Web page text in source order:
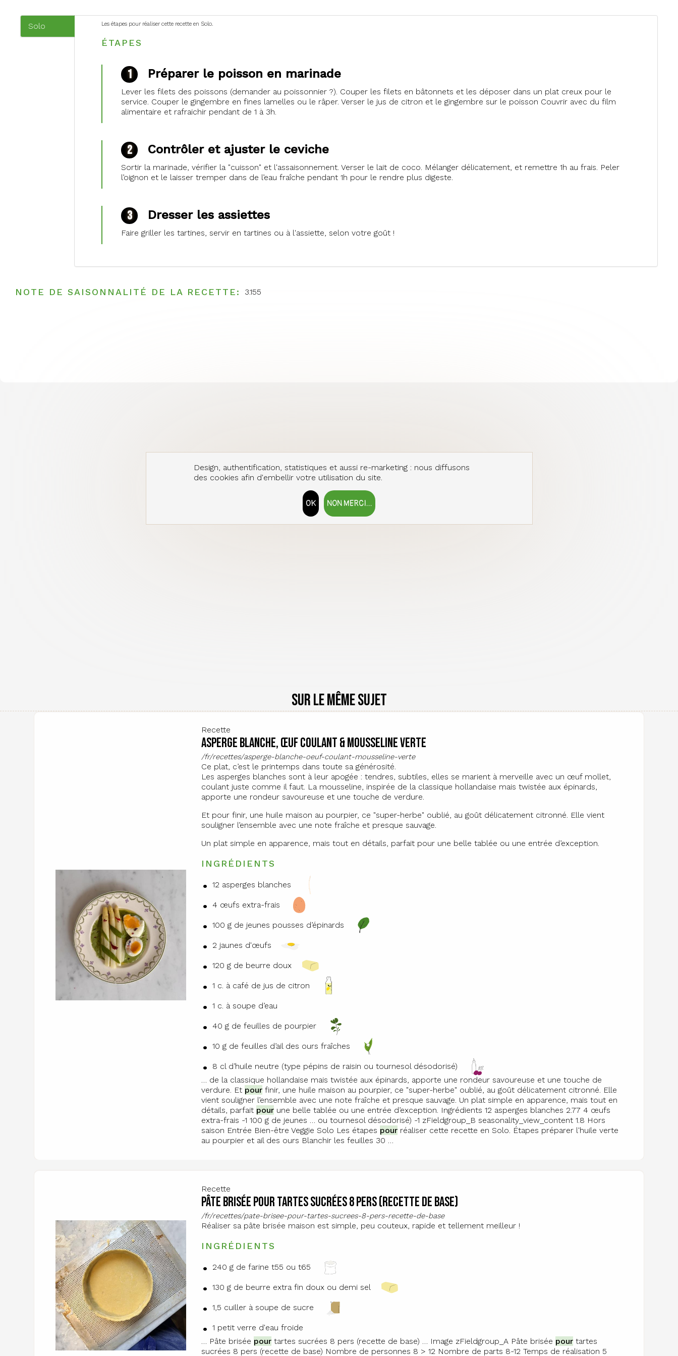
Solo
(onglet
Les étapes pour réaliser cette recette en Solo.
ÉTAPES
Préparer le poisson en marinade
Lever les filets des poissons (demander au poissonnier ?). Couper les filets en bâtonnets et les déposer dans un plat creux pour le
service. Couper le gingembre en fines lamelles ou le râper. Verser le jus de citron et le gingembre sur le poisson Couvrir avec du film
alimentaire et rafraichir pendant de 1 à 3h.
Contrôler et ajuster le ceviche
Sortir la marinade, vérifier la "cuisson" et l'assaisonnement. Verser le lait de coco. Mélanger délicatement, et remettre 1h au frais. Peler
l’oignon et le laisser tremper dans de l’eau fraîche pendant 1h pour le rendre plus digeste.
Dresser les assiettes
Faire griller les tartines, servir en tartines ou à l'assiette, selon votre goût !
NOTE DE SAISONNALITÉ DE LA RECETTE 3.155
Sur le même sujet
Recette
Asperge blanche, œuf coulant & mousseline verte
/fr/recettes/asperge-blanche-oeuf-coulant-mousseline-verte
Ce plat, c’est le printemps dans toute sa générosité.
Les asperges blanches sont à leur apogée : tendres, subtiles, elles se marient à merveille avec un œuf mollet,
coulant juste comme il faut. La mousseline, inspirée de la classique hollandaise mais twistée aux épinards,
apporte une rondeur savoureuse et une touche de verdure.
Et pour finir, une huile maison au pourpier, ce "super-herbe" oublié, au goût délicatement citronné. Elle vient
souligner l’ensemble avec une note fraîche et presque sauvage.
Un plat simple en apparence, mais tout en détails, parfait pour une belle tablée ou une entrée d’exception.
INGRÉDIENTS
12 asperges blanches
4 œufs extra-frais
100 g de jeunes pousses d’épinards
2 jaunes d'œufs
120 g de beurre doux
1 c. à café de jus de citron
1 c. à soupe d’eau
40 g de feuilles de pourpier
10 g de feuilles d’ail des ours fraîches
8 cl d’huile neutre (type pépins de raisin ou tournesol désodorisé)
… de la classique hollandaise mais twistée aux épinards, apporte une rondeur savoureuse et une touche de
verdure. Et pourfinir, une huile maison au pourpier, ce "super-herbe" oublié, au goût délicatement citronné. Elle
vient souligner l’ensemble avec une note fraîche et presque sauvage. Un plat simple en apparence, mais tout en
détails, parfait pourune belle tablée ou une entrée d’exception. Ingrédients 12 asperges blanches 2.77 4 œufs
extra-frais -1 100 g de jeunes … ou tournesol désodorisé) -1 zFieldgroup_B seasonality_view_content 1.8 Hors
saison Entrée Bien-être Veggie Solo Les étapes pourréaliser cette recette en Solo. Étapes préparer l'huile verte
au pourpier et ail des ours Blanchir les feuilles 30 …
Recette
Pâte brisée pour tartes sucrées 8 pers (recette de base)
/fr/recettes/pate-brisee-pour-tartes-sucrees-8-pers-recette-de-base
Réaliser sa pâte brisée maison est simple, peu couteux, rapide et tellement meilleur !
INGRÉDIENTS
240 g de farine t55 ou t65
130 g de beurre extra fin doux ou demi sel
1,5 cuiller à soupe de sucre
1 petit verre d'eau froide
… Pâte brisée pourtartes sucrées 8 pers (recette de base) … Image zFieldgroup_A Pâte brisée pourtartes
sucrées 8 pers (recette de base) Nombre de personnes 8 > 12 Nombre de parts 8-12 Temps de réalisation 5
Design, authentification, statistiques et aussi re-marketing : nous diffusons
des cookies afin d'embellir votre utilisation du site.
NON MERCI...
OK
RETIRER LE CONSENTEMENT